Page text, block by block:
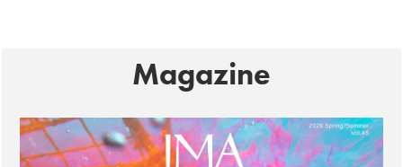
Magazine